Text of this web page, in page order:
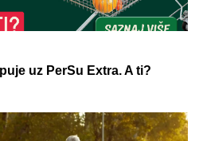
uz PerSu Extra. A ti?